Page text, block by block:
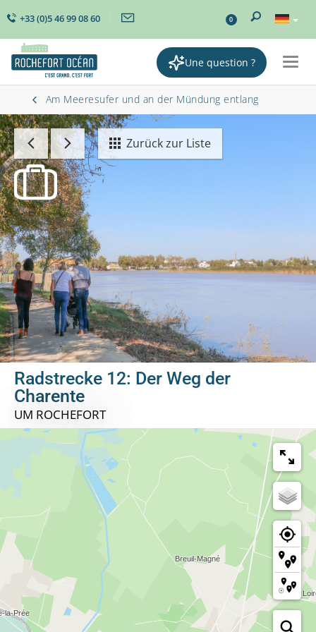
+33 (0)5 46 99 08 60 0
Une question ?
Am Meeresufer und an der Mündung entlang
Zurück zur Liste
Radstrecke 12: Der Weg der
Charente
UM ROCHEFORT